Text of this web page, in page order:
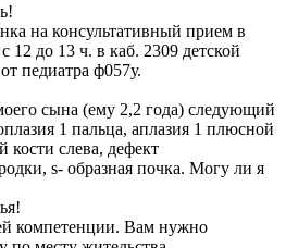
на консультативный прием в
12 до 13 ч. в каб. 2309 детской
педиатра ф057у.
сына (ему 2,2 года) следующий
1 пальца, аплазия 1 плюсной
кости слева, дефект
s- образная почка. Могу ли я
компетенции. Вам нужно